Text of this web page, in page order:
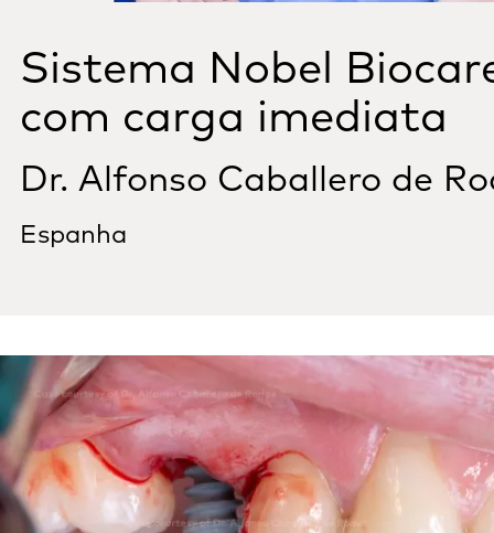
Sistema Nobel
com carga imediata
Dr. Alfonso Caballero de
Espanha